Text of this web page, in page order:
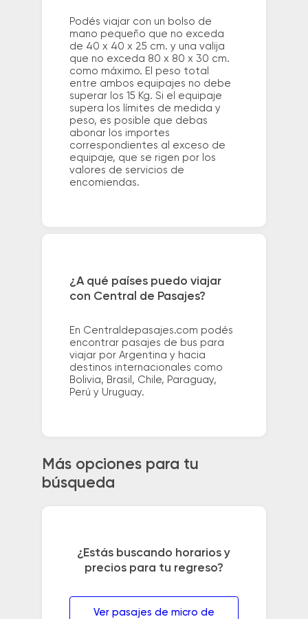
Podés viajar con un bolso de
mano pequeño que no exceda
de 40 x 40 x 25 cm. y una valija
que no exceda 80 x 80 x 30 cm.
como máximo. El peso total
entre ambos equipajes no debe
superar los 15 Kg. Si el equipaje
supera los límites de medida y
peso, es posible que debas
abonar los importes
correspondientes al exceso de
equipaje, que se rigen por los
valores de servicios de
encomiendas.
¿A qué países puedo viajar
con Central de Pasajes?
En Centraldepasajes.com podés
encontrar pasajes de bus para
viajar por Argentina y hacia
destinos internacionales como
Bolivia, Brasil, Chile, Paraguay,
Perú y Uruguay.
Más opciones para tu
búsqueda
¿Estás buscando horarios y
precios para tu regreso?
Ver pasajes de micro de